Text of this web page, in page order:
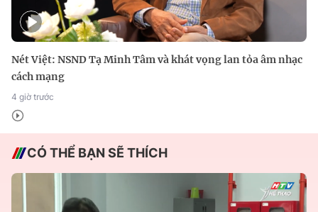
Nét Việt: NSND Tạ Minh Tâm và khát vọng lan tỏa âm nhạc
cách mạng
4 giờ trước
CÓ THỂ BẠN SẼ THÍCH